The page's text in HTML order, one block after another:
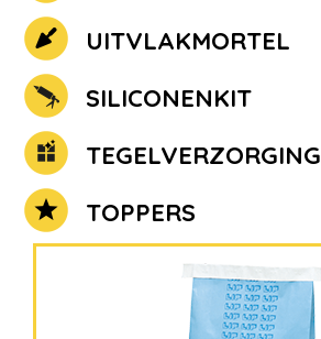
UITVLAKMORTEL
SILICONENKIT
TEGELVERZORGING
TOPPERS